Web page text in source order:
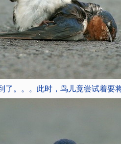
了。。。此时，鸟儿竟尝试着要